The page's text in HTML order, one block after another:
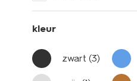
kleur
zwart (3)